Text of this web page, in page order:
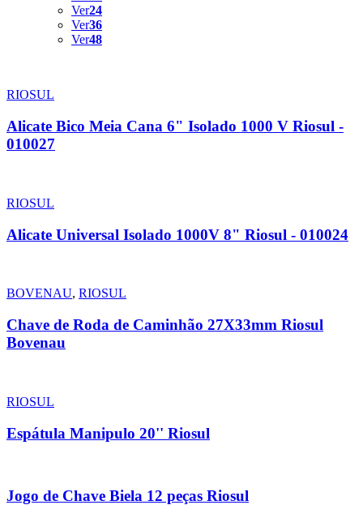
Ver24
Ver36
Ver48
RIOSUL
Alicate Bico Meia Cana 6" Isolado 1000 V Riosul -
010027
RIOSUL
Alicate Universal Isolado 1000V 8" Riosul - 010024
BOVENAU, RIOSUL
Chave de Roda de Caminhão 27X33mm Riosul
Bovenau
RIOSUL
Espátula Manipulo 20'' Riosul
Jogo de Chave Biela 12 peças Riosul